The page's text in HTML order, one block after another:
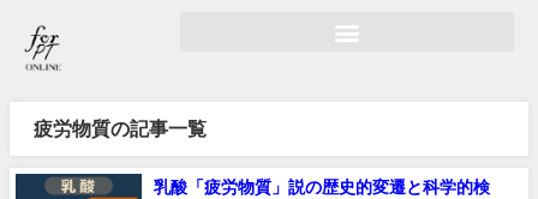
疲労物質の記事一覧
乳酸「疲労物質」説の歴史的変遷と科学的検